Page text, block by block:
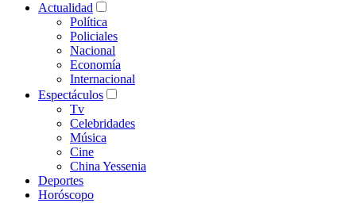
Actualidad
Política
Policiales
Nacional
Economía
Internacional
Espectáculos
Tv
Celebridades
Música
Cine
China Yessenia
Deportes
Horóscopo